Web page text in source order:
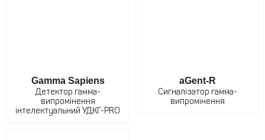
Gamma Sapiens
Детектор гамма-
випромінення
інтелектуальний УДКГ-PRO
aGent-R
Сигналізатор гамма-
випромінення